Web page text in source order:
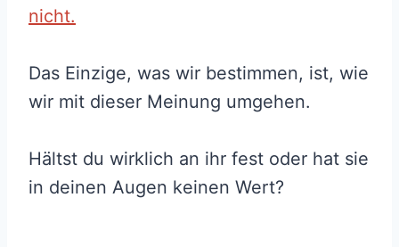
nicht.
Das Einzige, was wir bestimmen, ist, wie
wir mit dieser Meinung umgehen.
Hältst du wirklich an ihr fest oder hat sie
in deinen Augen keinen Wert?